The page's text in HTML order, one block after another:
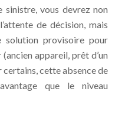
sinistre, vous devrez non
de décision, mais
solution provisoire pour
appareil, prêt d’un
certains, cette absence de
que le niveau